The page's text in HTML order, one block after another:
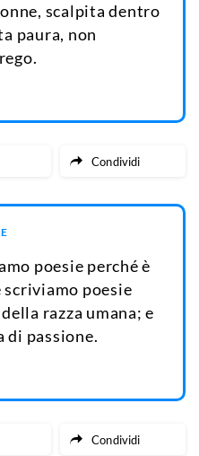
scalpita dentro
paura, non
Condividi
poesie perché è
poesie
razza umana; e
di passione.
Condividi